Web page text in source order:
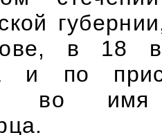
в 18
и по
во имя